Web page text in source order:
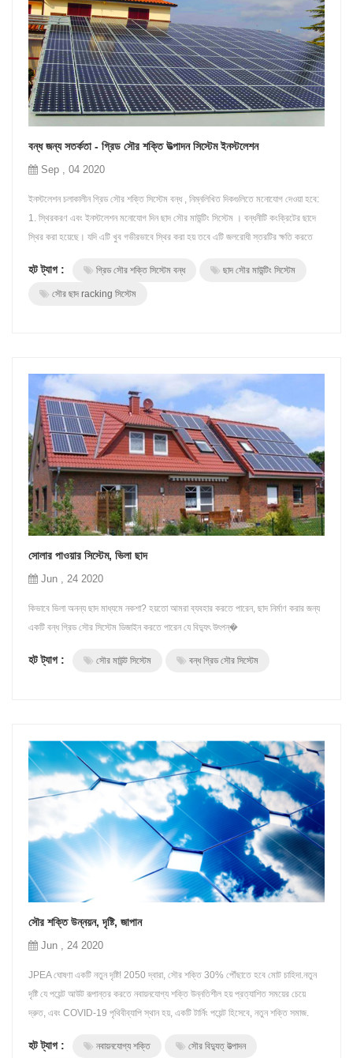
বন্ধ জন্য সতর্কতা - গ্রিড সৌর শক্তি উত্পাদন সিস্টেম ইনস্টলেশন
Sep , 04 2020
ইনস্টলেশন চলাকালীন গ্রিড সৌর শক্তি সিস্টেম বন্ধ , নিম্নলিখিত দিকগুলিতে মনোযোগ দেওয়া হবে:
1. স্থিরকরণ এবং ইনস্টলেশন মনোযোগ দিন ছাদ সৌর মাউন্টিং সিস্টেম । বন্ধনীটি কংক্রিটের ছাদে
স্থির করা হয়েছে। যদি এটি খুব গভীরভাবে স্থির করা হয় তবে এটি জলরোধী স্তরটির ক্ষতি করতে
সমস্যা হবে। 2. বিদ্যুত সুরক্ষা মনোযোগ দিন। ইনস...
হট ট্যাগ : গ্রিড সৌর শক্তি সিস্টেম বন্ধ ছাদ সৌর মাউন্টিং সিস্টেম
সৌর ছাদ racking সিস্টেম
সোলার পাওয়ার সিস্টেম, ভিলা ছাদ
Jun , 24 2020
কিভাবে ভিলা অনন্য ছাদ মাধ্যমে নকশা? হয়তো আমরা ব্যবহার করতে পারেন, ছাদ নির্মাণ করার জন্য
একটি বন্ধ গ্রিড সৌর সিস্টেম ডিজাইন করতে পারেন যে বিদ্যুৎ উৎপন্�
হট ট্যাগ : সৌর মাউন্ট সিস্টেম বন্ধ গ্রিড সৌর সিস্টেম
সৌর শক্তি উন্নয়ন, দৃষ্টি, জাপান
Jun , 24 2020
JPEA ঘোষণা একটি নতুন দৃষ্টি! 2050 দ্বারা, সৌর শক্তি 30% পৌঁছাতে হবে মোট চাহিদা.নতুন
দৃষ্টি যে পয়েন্ট আউট রূপান্তর করতে নবায়নযোগ্য শক্তি উন্নতিশীল হয় প্রত্যাশিত সময়ের চেয়ে
দ্রুত, এবং COVID-19 পৃথিবীব্যাপি স্থান হয়, একটি টার্নিং পয়েন্ট হিসেবে, নতুন শক্তি সমাজ.
সমাজ". এই দৃষ্টি স্বতন্ত্র দেখায় JPEA এর আউটলুক জাপানের বর...
হট ট্যাগ : নবায়নযোগ্য শক্তি সৌর বিদ্যুত্ উত্পাদন